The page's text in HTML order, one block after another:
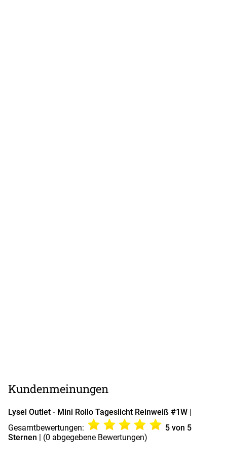
Kundenmeinungen
Lysel Outlet - Mini Rollo Tageslicht Reinweiß #1W |
Gesamtbewertungen:
5von 5
Sternen | (0 abgegebene Bewertungen)